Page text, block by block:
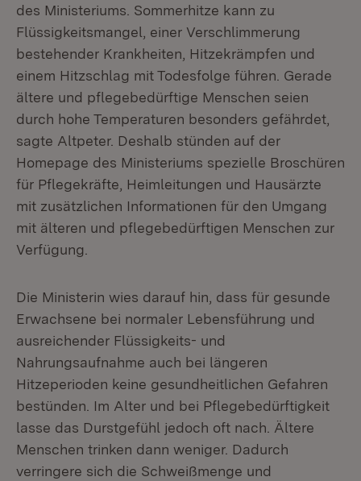
des Ministeriums. Sommerhitze kann zu
Flüssigkeitsmangel, einer Verschlimmerung
bestehender Krankheiten, Hitzekrämpfen und
einem Hitzschlag mit Todesfolge führen. Gerade
ältere und pflegebedürftige Menschen seien
durch hohe Temperaturen besonders gefährdet,
sagte Altpeter. Deshalb stünden auf der
Homepage des Ministeriums spezielle Broschüren
für Pflegekräfte, Heimleitungen und Hausärzte
mit zusätzlichen Informationen für den Umgang
mit älteren und pflegebedürftigen Menschen zur
Verfügung.
Die Ministerin wies darauf hin, dass für gesunde
Erwachsene bei normaler Lebensführung und
ausreichender Flüssigkeits- und
Nahrungsaufnahme auch bei längeren
Hitzeperioden keine gesundheitlichen Gefahren
bestünden. Im Alter und bei Pflegebedürftigkeit
lasse das Durstgefühl jedoch oft nach. Ältere
Menschen trinken dann weniger. Dadurch
verringere sich die Schweißmenge und